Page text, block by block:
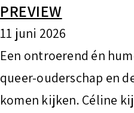
PREVIEW
11 juni 2026
Een ontroerend én
queer-ouderschap en
komen kijken. Céline